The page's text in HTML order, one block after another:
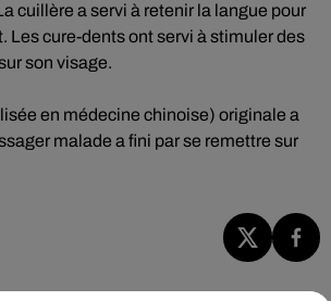
cuillère a servi à retenir la langue pour
Les cure-dents ont servi à stimuler des
son visage.
en médecine chinoise) originale a
malade a fini par se remettre sur